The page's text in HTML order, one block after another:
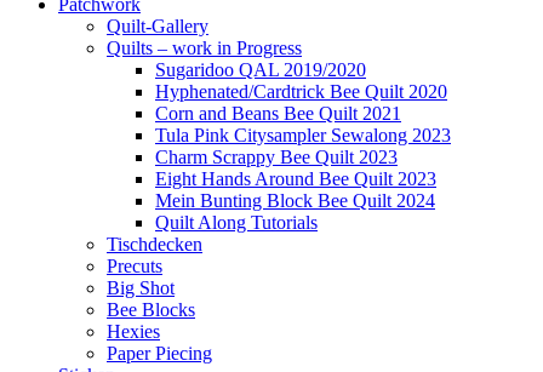
Quilt-Gallery
Quilts – work in Progress
Sugaridoo QAL 2019/2020
Hyphenated/Cardtrick Bee Quilt 2020
Corn and Beans Bee Quilt 2021
Tula Pink Citysampler Sewalong 2023
Charm Scrappy Bee Quilt 2023
Eight Hands Around Bee Quilt 2023
Mein Bunting Block Bee Quilt 2024
Quilt Along Tutorials
Tischdecken
Precuts
Big Shot
Bee Blocks
Hexies
Paper Piecing